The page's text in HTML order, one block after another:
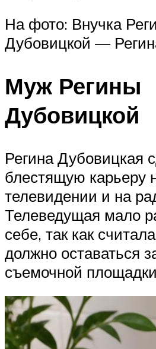
На фото: Внучка
Дубовицкой —
Муж Регины
Дубовицкой
Регина Дубовицкая
блестящую карьеру
телевидении и на
Телеведущая мало
себе, так как
должно оставаться
съемочной